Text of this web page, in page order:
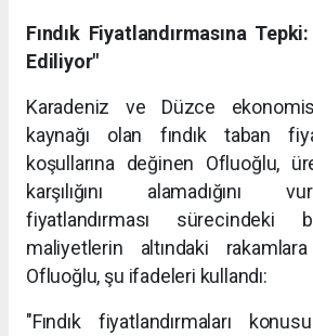
Fındık Fiyatlandırmasına
Ediliyor"
Karadeniz ve Düzce
kaynağı olan fındık taban
koşullarına değinen Ofluoğlu,
karşılığını alamadığını
fiyatlandırması sürecindeki
maliyetlerin altındaki
Ofluoğlu, şu ifadeleri kullandı:
"Fındık fiyatlandırmaları